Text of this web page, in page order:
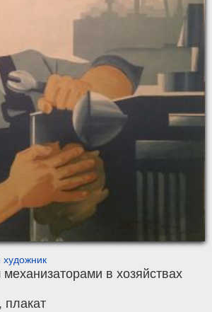
художник
в хозяйствах
, плакат